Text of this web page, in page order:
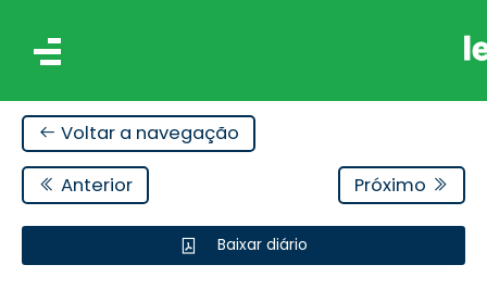
Voltar a navegação
Anterior Próximo
Baixar diário